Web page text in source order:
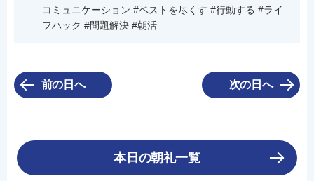
コミュニケーション #ベストを尽くす #行動する #ライ
フハック #問題解決 #朝活
前の日へ 次の日へ
本日の朝礼一覧